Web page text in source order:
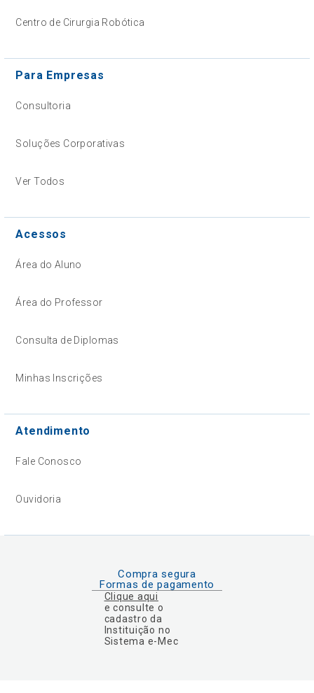
Centro de Cirurgia Robótica
Para Empresas
Consultoria
Soluções Corporativas
Ver Todos
Acessos
Área do Aluno
Área do Professor
Consulta de Diplomas
Minhas Inscrições
Atendimento
Fale Conosco
Ouvidoria
Compra segura
Formas de pagamento
Clique aqui
e consulte o
cadastro da
Instituição no
Sistema e-Mec